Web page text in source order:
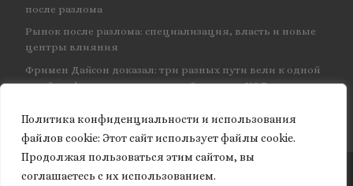
Политика конфиденциальности и использования
файлов сookie: Этот сайт использует файлы cookie.
Продолжая пользоваться этим сайтом, вы
соглашаетесь с их использованием.
после разлома
Рынок после разлома: специализация, власть и новые
центры влияния
Фримен Дайсон доказал: три разных пути вели к одной
и той же физике — и навсегда объединил КЭД
© 2026Granite of science– Все права защищены